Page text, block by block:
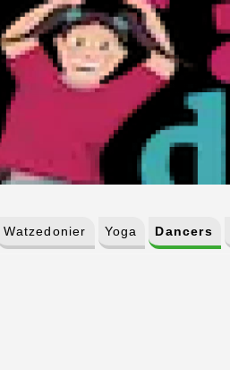
Watzedonier Yoga Dancers